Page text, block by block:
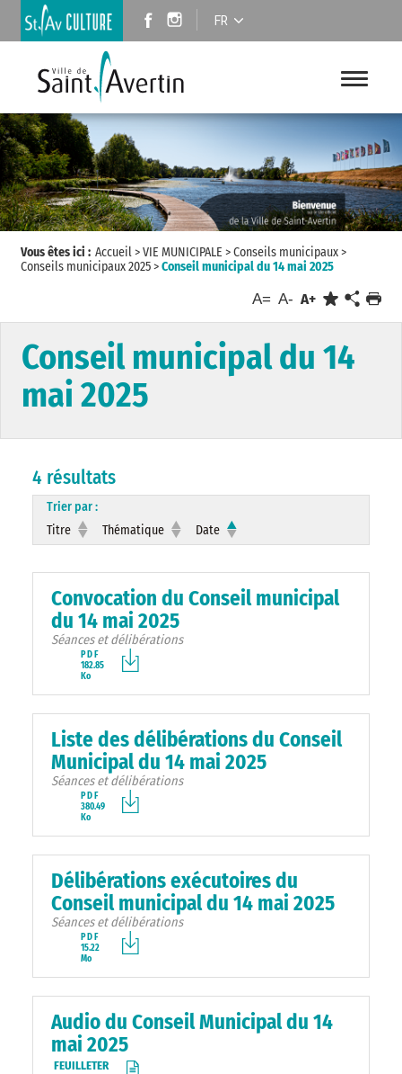
FR
Vous êtes ici : Accueil>VIE MUNICIPALE >Conseils municipaux>
Conseils municipaux 2025>Conseil municipal du 14 mai 2025
A= A- A+
Conseil municipal du 14
mai 2025
4 résultats
Trier par :
Titre
Thématique Date
Convocation du Conseil municipal
du 14 mai 2025
Séances et délibérations
PDF
182.85
Ko
Liste des délibérations du Conseil
Municipal du 14 mai 2025
Séances et délibérations
PDF
380.49
Ko
Délibérations exécutoires du
Conseil municipal du 14 mai 2025
Séances et délibérations
PDF
15.22
Mo
Audio du Conseil Municipal du 14
mai 2025
FEUILLETER